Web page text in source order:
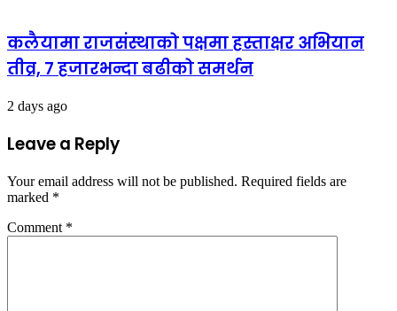
कलैयामा राजसंस्थाको पक्षमा हस्ताक्षर अभियान
तीव्र, ७ हजारभन्दा बढीको समर्थन
2 days ago
Leave a Reply
Your email address will not be published. Required fields are
marked *
Comment *